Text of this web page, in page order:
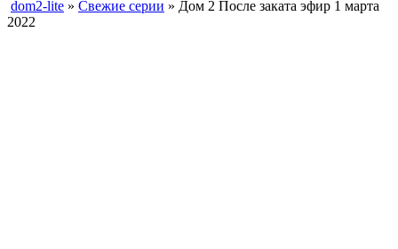
dom2-lite » Свежие серии » Дом 2 После заката эфир 1 марта
2022